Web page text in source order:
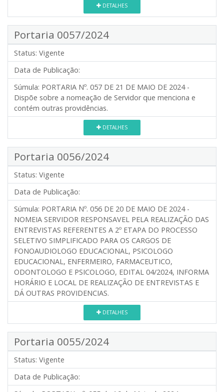
DETALHES
Portaria 0057/2024
Status: Vigente
Data de Publicação:
Súmula: PORTARIA Nº. 057 DE 21 DE MAIO DE 2024 -
Dispõe sobre a nomeação de Servidor que menciona e
contém outras providências.
DETALHES
Portaria 0056/2024
Status: Vigente
Data de Publicação:
Súmula: PORTARIA Nº. 056 DE 20 DE MAIO DE 2024 -
NOMEIA SERVIDOR RESPONSAVEL PELA REALIZAÇÃO DAS
ENTREVISTAS REFERENTES A 2º ETAPA DO PROCESSO
SELETIVO SIMPLIFICADO PARA OS CARGOS DE
FONOAUDIOLOGO EDUCACIONAL, PSICOLOGO
EDUCACIONAL, ENFERMEIRO, FARMACEUTICO,
ODONTOLOGO E PSICOLOGO, EDITAL 04/2024, INFORMA
HORÁRIO E LOCAL DE REALIZAÇÃO DE ENTREVISTAS E
DÁ OUTRAS PROVIDENCIAS.
DETALHES
Portaria 0055/2024
Status: Vigente
Data de Publicação: